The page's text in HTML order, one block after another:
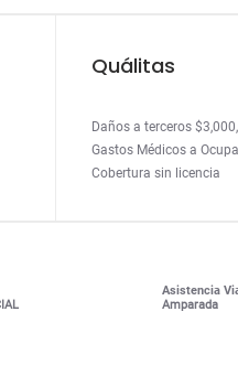
Quálitas
Daños a terceros
Gastos Médicos a
Cobertura sin licencia
Asistencia
Amparada